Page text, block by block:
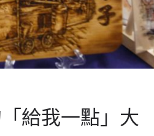
給我一點」大